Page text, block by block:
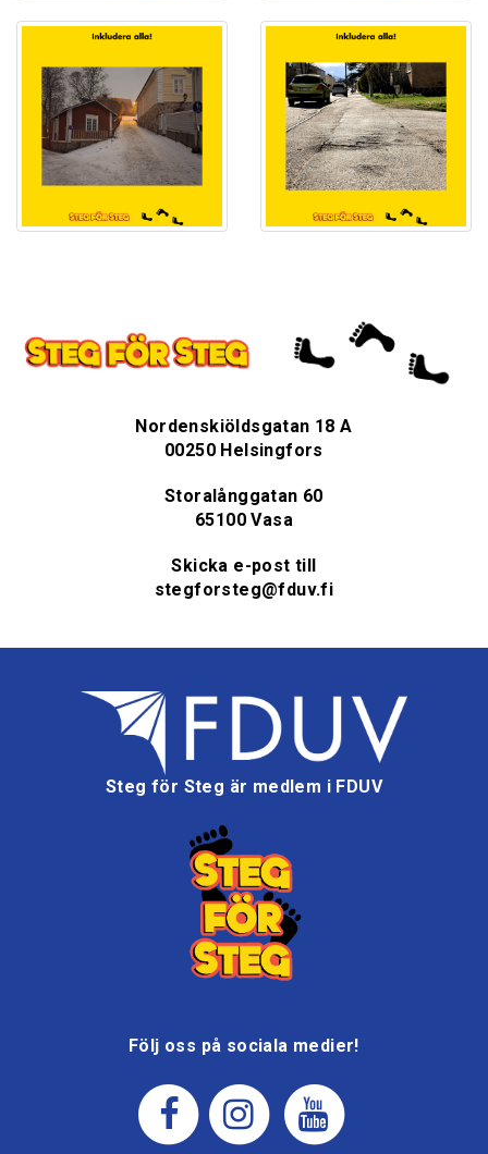
Nordenskiöldsgatan 18 A
00250 Helsingfors
Storalånggatan 60
65100 Vasa
Skicka e-post till
stegforsteg@fduv.fi
Steg för Steg är medlem i FDUV
Följ oss på sociala medier!